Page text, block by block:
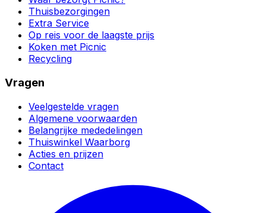
Thuisbezorgingen
Extra Service
Op reis voor de laagste prijs
Koken met Picnic
Recycling
Vragen
Veelgestelde vragen
Algemene voorwaarden
Belangrijke mededelingen
Thuiswinkel Waarborg
Acties en prijzen
Contact